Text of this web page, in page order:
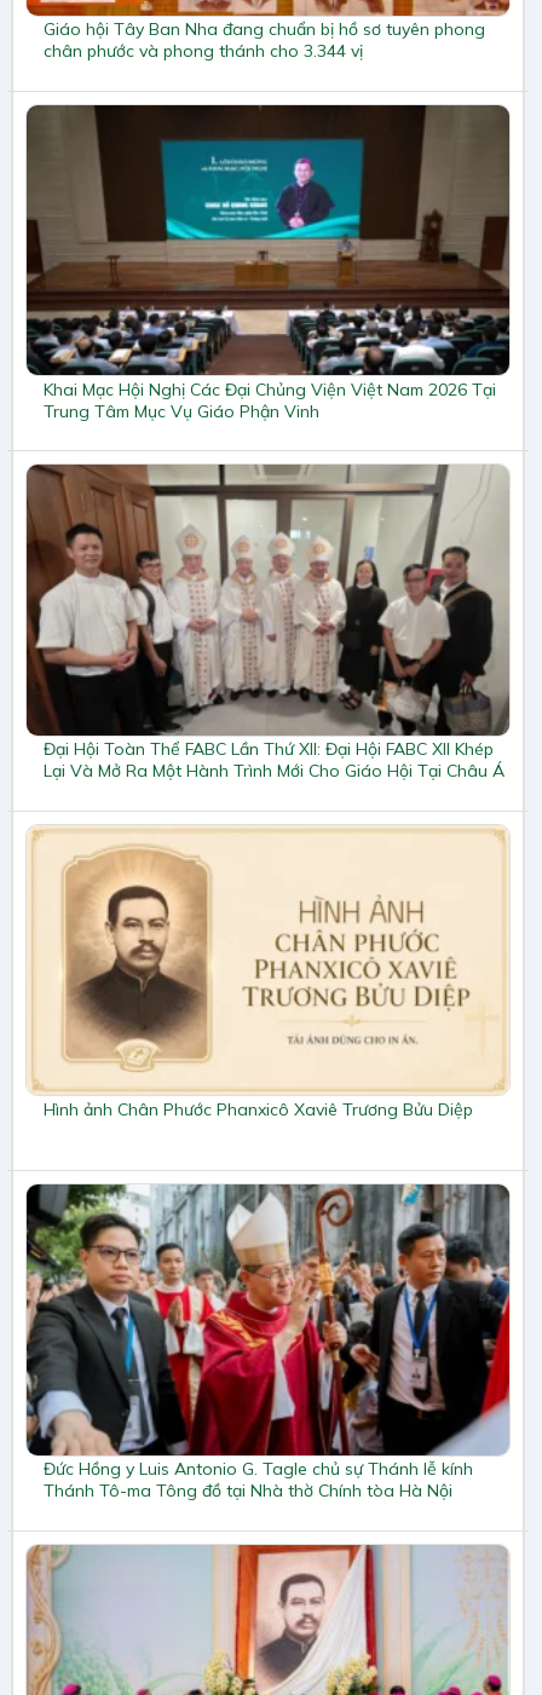
Giáo hội Tây Ban Nha đang chuẩn bị hồ sơ tuyên phong
chân phước và phong thánh cho 3.344 vị
Khai Mạc Hội Nghị Các Đại Chủng Viện Việt Nam 2026 Tại
Trung Tâm Mục Vụ Giáo Phận Vinh
Đại Hội Toàn Thể FABC Lần Thứ XII: Đại Hội FABC XII Khép
Lại Và Mở Ra Một Hành Trình Mới Cho Giáo Hội Tại Châu Á
Hình ảnh Chân Phước Phanxicô Xaviê Trương Bửu Diệp
Đức Hồng y Luis Antonio G. Tagle chủ sự Thánh lễ kính
Thánh Tô-ma Tông đồ tại Nhà thờ Chính tòa Hà Nội